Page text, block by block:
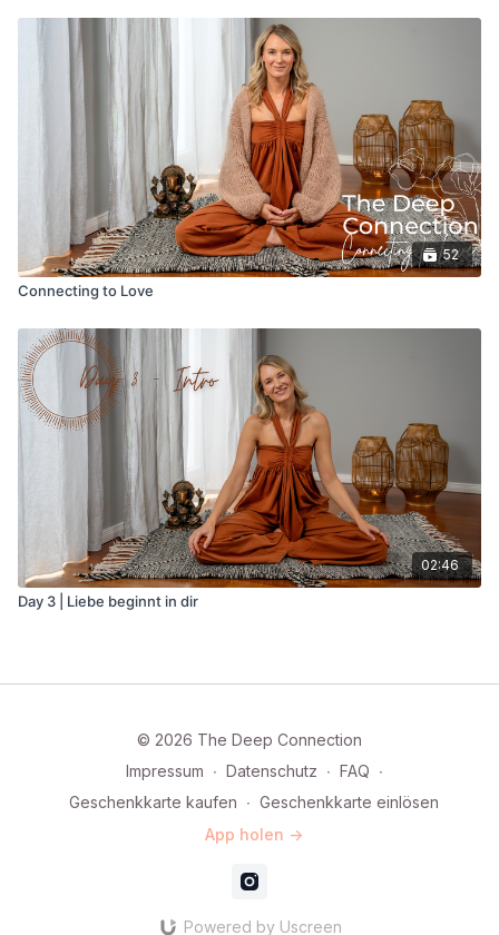
52
Connecting to Love
02:46
Day 3 | Liebe beginnt in dir
© 2026 The Deep Connection
Impressum ∙ Datenschutz ∙ FAQ ∙
Geschenkkarte kaufen ∙ Geschenkkarte einlösen
App holen ->
Powered by Uscreen